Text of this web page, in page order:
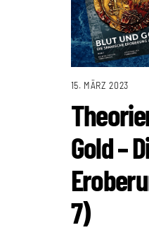
15. MÄRZ 2023
Gold –
7)